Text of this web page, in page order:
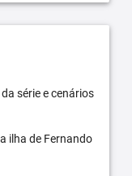
série e cenários
ilha de Fernando